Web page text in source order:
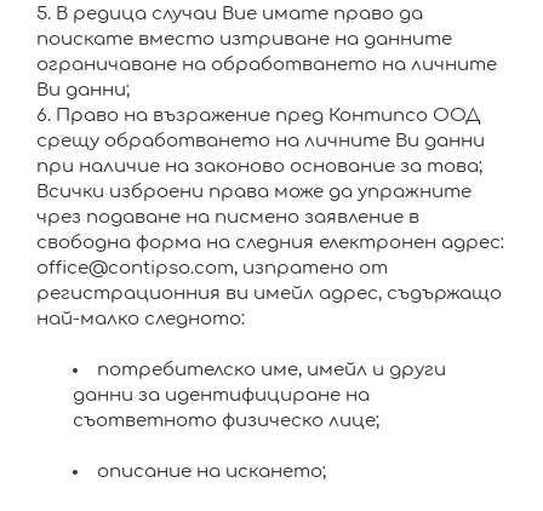
5. В редица случаи Вие имате право да
поискате вместо изтриване на данните
ограничаване на обработването на личните
Ви данни;
6. Право на възражение пред Контипсо ООД
срещу обработването на личните Ви данни
при наличие на законово основание за това;
Всички изброени права може да упражните
чрез подаване на писмено заявление в
свободна форма на следния електронен адрес:
office@contipso.com, изпратено от
регистрационния ви имейл адрес, съдържащо
най-малко следното:
потребителско име, имейл и други
данни за идентифициране на
съответното физическо лице;
описание на искането;